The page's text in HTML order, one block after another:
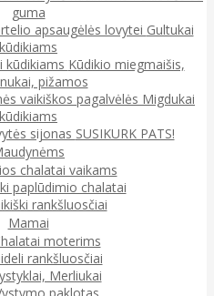
guma
apsaugėlės lovytei Gultukai
kūdikiams
kūdikiams Kūdikio miegmaišis,
pižamos
vaikiškos pagalvėlės Migdukai
kūdikiams
sijonas SUSIKURK PATS!
chalatai vaikams
paplūdimio chalatai
rankšluosčiai
Mamai
moterims
rankšluosčiai
Merliukai
paklotas